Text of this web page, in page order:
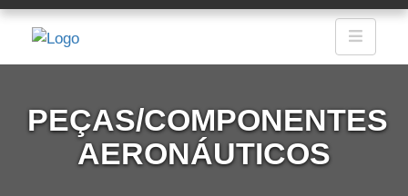
Entrar
Cadastrar
Minha conta
PEÇAS/COMPONENTES
AERONÁUTICOS